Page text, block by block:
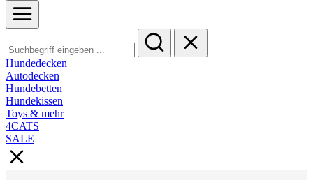
Hundedecken
Autodecken
Hundebetten
Hundekissen
Toys & mehr
4CATS
SALE